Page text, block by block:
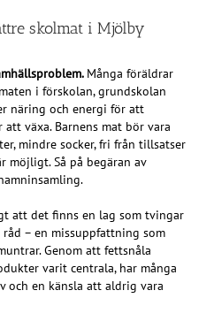
skolmat i Mjölby
Många föräldrar
i förskolan, grundskolan
näring och energi för att
växa. Barnens mat bör vara
mindre socker, fri från tillsatser
möjligt. Så på begäran av
att det finns en lag som tvingar
– en missuppfattning som
Genom att fettsnåla
varit centrala, har många
och en känsla att aldrig vara